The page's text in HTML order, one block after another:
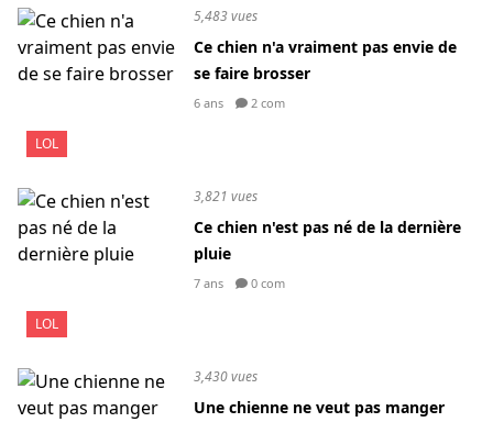
LOL
5,483 vues
Ce chien n'a vraiment pas envie de
se faire brosser
6 ans 2 com
LOL
3,821 vues
Ce chien n'est pas né de la dernière
pluie
7 ans 0 com
3,430 vues
Une chienne ne veut pas manger